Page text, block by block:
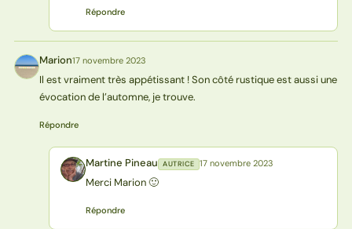
Répondre
M Marion17 novembre 2023
Il est vraiment très appétissant ! Son côté rustique est aussi une
évocation de l’automne, je trouve.
Répondre
MP Martine Pineau AUTRICE 17 novembre 2023
Merci Marion 🙂
Répondre